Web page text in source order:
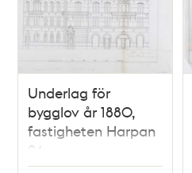
Underlag för
bygglov år 1880,
fastigheten Harpan
24.